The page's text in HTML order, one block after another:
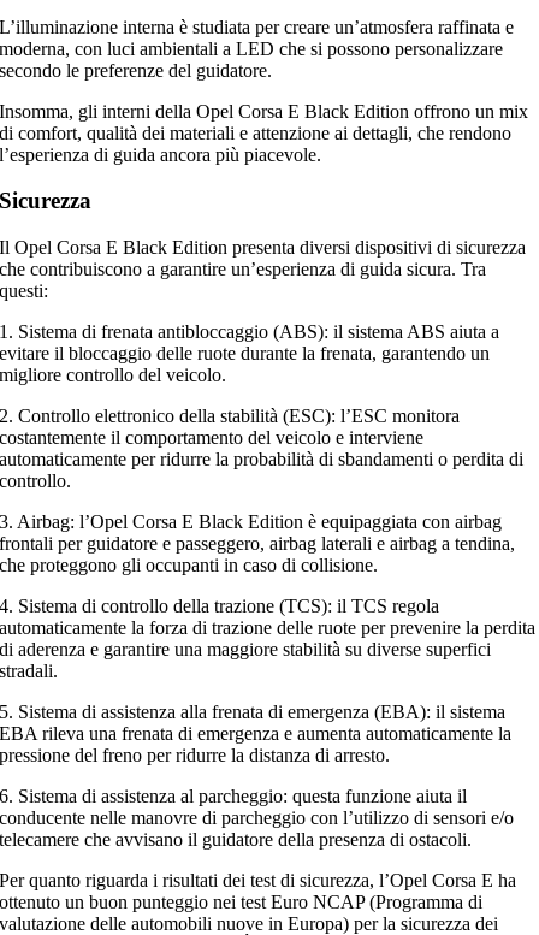
L’illuminazione interna è studiata per creare un’atmosfera raffinata e
moderna, con luci ambientali a LED che si possono personalizzare
secondo le preferenze del guidatore.
Insomma, gli interni della Opel Corsa E Black Edition offrono un mix
di comfort, qualità dei materiali e attenzione ai dettagli, che rendono
l’esperienza di guida ancora più piacevole.
Sicurezza
Il Opel Corsa E Black Edition presenta diversi dispositivi di sicurezza
che contribuiscono a garantire un’esperienza di guida sicura. Tra
questi:
1. Sistema di frenata antibloccaggio (ABS): il sistema ABS aiuta a
evitare il bloccaggio delle ruote durante la frenata, garantendo un
migliore controllo del veicolo.
2. Controllo elettronico della stabilità (ESC): l’ESC monitora
costantemente il comportamento del veicolo e interviene
automaticamente per ridurre la probabilità di sbandamenti o perdita di
controllo.
3. Airbag: l’Opel Corsa E Black Edition è equipaggiata con airbag
frontali per guidatore e passeggero, airbag laterali e airbag a tendina,
che proteggono gli occupanti in caso di collisione.
4. Sistema di controllo della trazione (TCS): il TCS regola
automaticamente la forza di trazione delle ruote per prevenire la perdita
di aderenza e garantire una maggiore stabilità su diverse superfici
stradali.
5. Sistema di assistenza alla frenata di emergenza (EBA): il sistema
EBA rileva una frenata di emergenza e aumenta automaticamente la
pressione del freno per ridurre la distanza di arresto.
6. Sistema di assistenza al parcheggio: questa funzione aiuta il
conducente nelle manovre di parcheggio con l’utilizzo di sensori e/o
telecamere che avvisano il guidatore della presenza di ostacoli.
Per quanto riguarda i risultati dei test di sicurezza, l’Opel Corsa E ha
ottenuto un buon punteggio nei test Euro NCAP (Programma di
valutazione delle automobili nuove in Europa) per la sicurezza dei